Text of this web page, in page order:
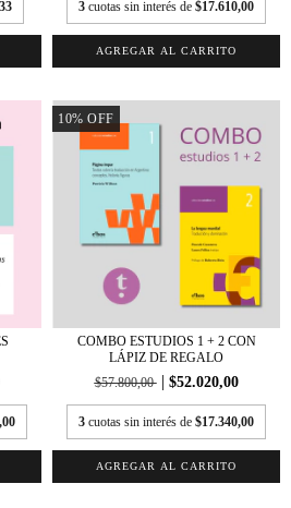
3 cuotas sin interés de $17.610,00
10% OFF
COMBO ESTUDIOS 1 + 2 CON
LÁPIZ DE REGALO
$57.800,00
$52.020,00
3 cuotas sin interés de $17.340,00